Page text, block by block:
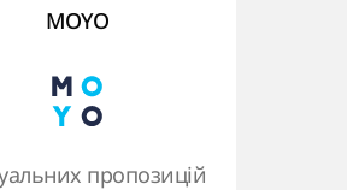
MOYO
пропозицій